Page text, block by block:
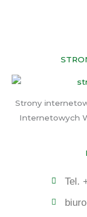
Strony
Internetowych
Tel.